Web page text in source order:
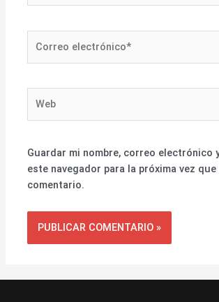
electrónico*
Guardar mi nombre, correo electrónico
este navegador para la próxima vez que
comentario.